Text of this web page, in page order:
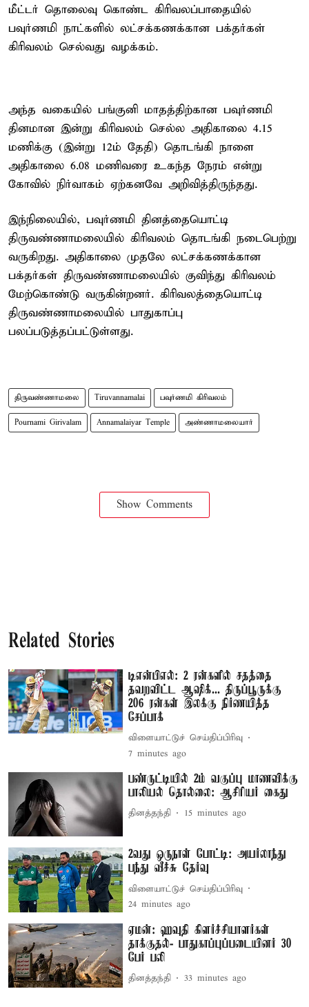
மீட்டர் தொலைவு கொண்ட கிரிவலப்பாதையில்
பவுர்ணமி நாட்களில் லட்சக்கணக்கான பக்தர்கள்
கிரிவலம் செல்வது வழக்கம்.
அந்த வகையில் பங்குனி மாதத்திற்கான பவுர்ணமி
தினமான இன்று கிரிவலம் செல்ல அதிகாலை 4.15
மணிக்கு (இன்று 12ம் தேதி) தொடங்கி நாளை
அதிகாலை 6.08 மணிவரை உகந்த நேரம் என்று
கோவில் நிர்வாகம் ஏற்கனவே அறிவித்திருந்தது.
இந்நிலையில், பவுர்ணமி தினத்தையொட்டி
திருவண்ணாமலையில் கிரிவலம் தொடங்கி நடைபெற்று
வருகிறது. அதிகாலை முதலே லட்சக்கணக்கான
பக்தர்கள் திருவண்ணாமலையில் குவிந்து கிரிவலம்
மேற்கொண்டு வருகின்றனர். கிரிவலத்தையொட்டி
திருவண்ணாமலையில் பாதுகாப்பு
பலப்படுத்தப்பட்டுள்ளது.
திருவண்ணாமலை Tiruvannamalai பவுர்ணமி கிரிவலம்
Pournami Girivalam Annamalaiyar Temple அண்ணாமலையார்
Show Comments
Related Stories
டிஎன்பிஎல்: 2 ரன்களில் சதத்தை
தவறவிட்ட ஆஷிக்... திருப்பூருக்கு
206 ரன்கள் இலக்கு நிர்ணயித்த
சேப்பாக்
விளையாட்டுச் செய்திப்பிரிவு
7 minutes ago
பண்ருட்டியில் 2ம் வகுப்பு மாணவிக்கு
பாலியல் தொல்லை: ஆசிரியர் கைது
தினத்தந்தி 15 minutes ago
2வது ஒருநாள் போட்டி: அயர்லாந்து
பந்து வீச்சு தேர்வு
விளையாட்டுச் செய்திப்பிரிவு
24 minutes ago
ஏமன்: ஹவுதி கிளர்ச்சியாளர்கள்
தாக்குதல்- பாதுகாப்புப்படையினர் 30
பேர் பலி
தினத்தந்தி 33 minutes ago